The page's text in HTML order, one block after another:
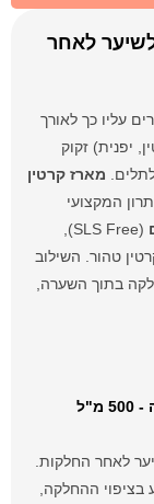
לאחר
עליו כך לאורך
יפנית) זקוק
מארז קרטין
המקצועי
(SLS Free),
טהור. השילוב
בתוך השערה,
לאחר החלקות.
ההחלקה,